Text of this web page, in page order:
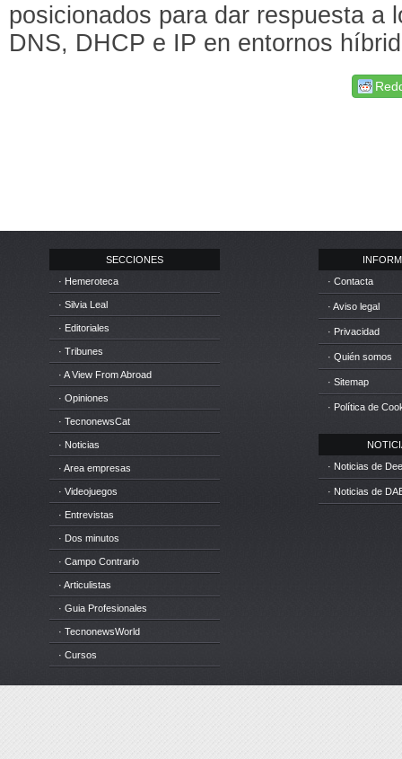
posicionados para dar respuesta a
DNS, DHCP e IP en entornos
SECCIONES
· Hemeroteca
· Silvia Leal
· Editoriales
· Tribunes
· A View From Abroad
· Opiniones
· TecnonewsCat
· Noticias
· Area empresas
· Videojuegos
· Entrevistas
· Dos minutos
· Campo Contrario
· Articulistas
· Guia Profesionales
· TecnonewsWorld
· Cursos
· Contacta
· Aviso legal
· Privacidad
· Quién somos
· Sitemap
· Política de
· Noticias de
· Noticias de